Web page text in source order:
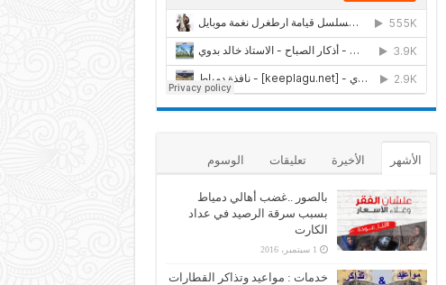
الأشهر الأخيرة تعليقات الوسوم
بالصور ..غضب أهالي دمياط
بسبب سرقة الرصيد في عداد
الكارت
1 سبتمبر، 2016
خدمات : مواعيد وتذاكر القطارات